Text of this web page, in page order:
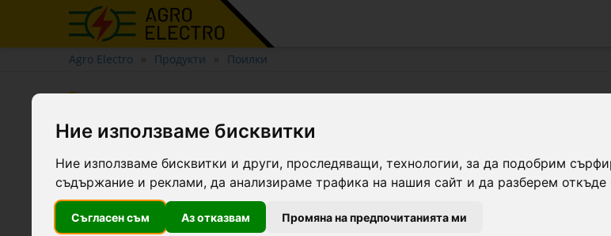
Ние използваме бисквитки
Ние използваме бисквитки и други, проследяващи, технологии, за да подобрим
съдържание и реклами, да анализираме трафика на нашия сайт и да разберем откъде
Съгласен съм Аз отказвам Промяна на предпочитанията ми
Agro Electro Продукти Поилки
Поилка със защита срещу замръзване, с
Поилка
от